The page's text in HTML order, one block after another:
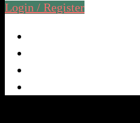
Login / Register